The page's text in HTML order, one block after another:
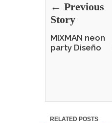
← Previous
Story
MIXMAN neon
party Diseño
RELATED POSTS